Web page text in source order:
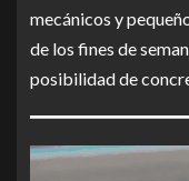
mecánicos y
de los fines de
posibilidad de